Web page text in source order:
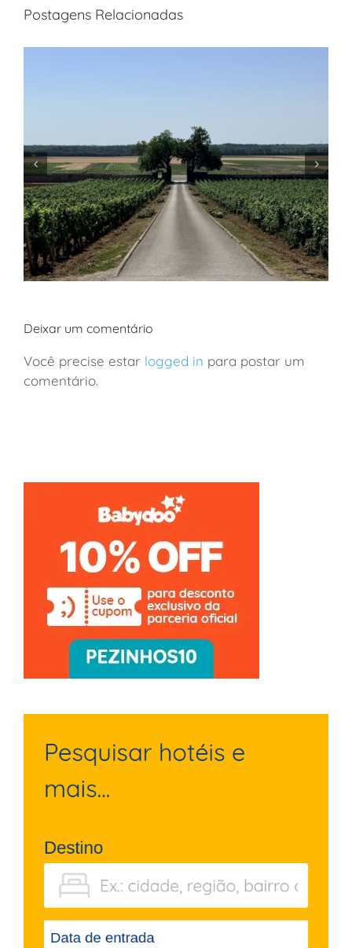
Postagens Relacionadas
Deixar um comentário
Você precise estar logged in para postar um
comentário.